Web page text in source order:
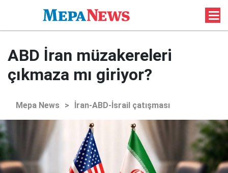
ABD İran müzakereleri
çıkmaza mı giriyor?
Mepa News > İran-ABD-İsrail çatışması